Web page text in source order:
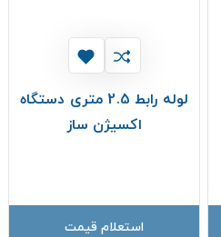
لوله رابط 2.5 متری دستگاه
اکسیژن ساز
استعلام قیمت